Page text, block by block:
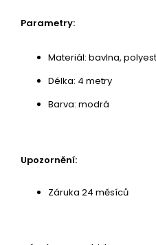
Parametry:
Materiál: bavlna,
Délka: 4 metry
Barva: modrá
Upozornění:
Záruka 24 měsíců